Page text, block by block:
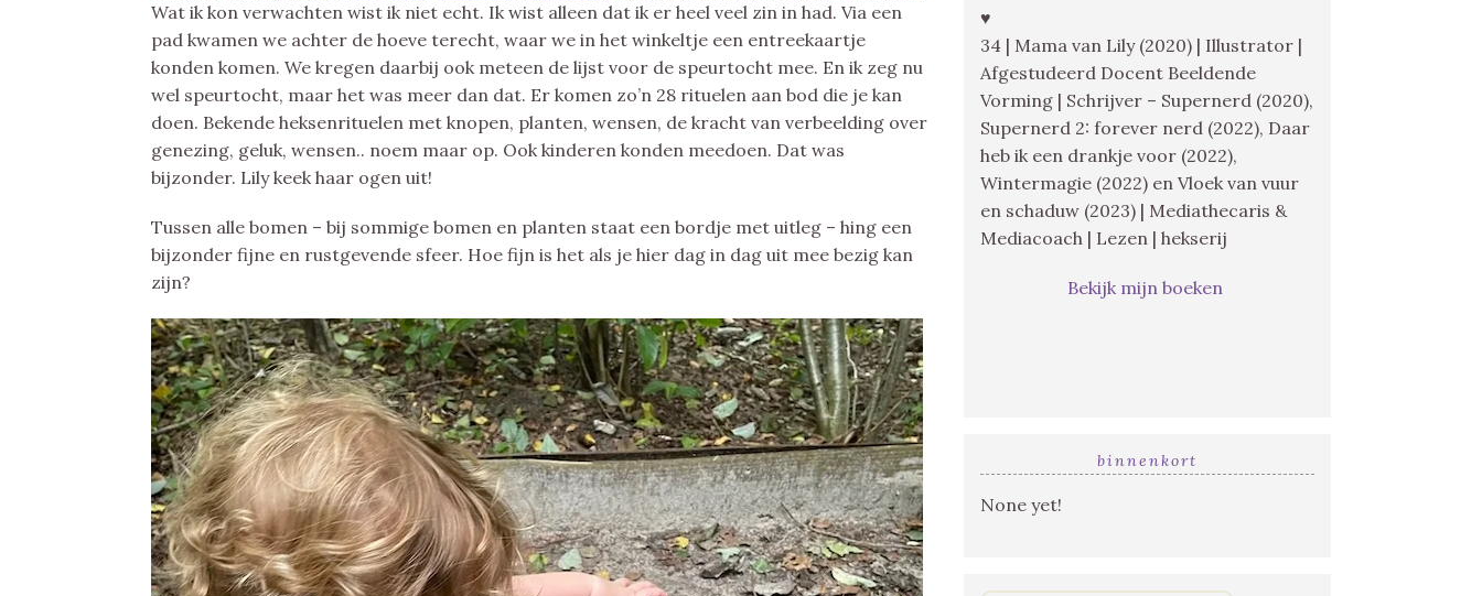
Wat ik kon verwachten wist ik niet echt. Ik wist alleen dat ik er heel veel zin in had. Via een
pad kwamen we achter de hoeve terecht, waar we in het winkeltje een entreekaartje
konden komen. We kregen daarbij ook meteen de lijst voor de speurtocht mee. En ik zeg nu
wel speurtocht, maar het was meer dan dat. Er komen zo’n 28 rituelen aan bod die je kan
doen. Bekende heksenrituelen met knopen, planten, wensen, de kracht van verbeelding over
genezing, geluk, wensen.. noem maar op. Ook kinderen konden meedoen. Dat was
bijzonder. Lily keek haar ogen uit!
Tussen alle bomen – bij sommige bomen en planten staat een bordje met uitleg – hing een
bijzonder fijne en rustgevende sfeer. Hoe fijn is het als je hier dag in dag uit mee bezig kan
zijn?
♥
34 | Mama van Lily (2020) | Illustrator |
Afgestudeerd Docent Beeldende
Vorming | Schrijver – Supernerd (2020),
Supernerd 2: forever nerd (2022), Daar
heb ik een drankje voor (2022),
Wintermagie (2022) en Vloek van vuur
en schaduw (2023) | Mediathecaris &
Mediacoach | Lezen | hekserij
Bekijk mijn boeken
binnenkort
None yet!